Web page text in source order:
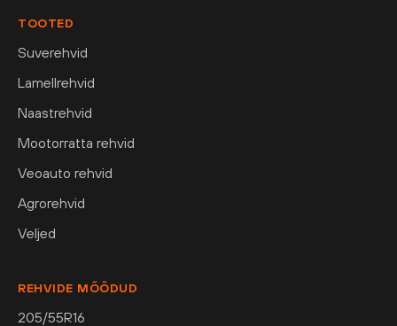
TOOTED
Suverehvid
Lamellrehvid
Naastrehvid
Mootorratta rehvid
Veoauto rehvid
Agrorehvid
Veljed
REHVIDE MÕÕDUD
205/55R16